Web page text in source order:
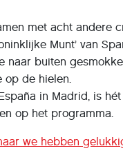
met acht andere
Munt’ van
naar buiten
op de hielen.
in Madrid, is
op het programma.
we hebben